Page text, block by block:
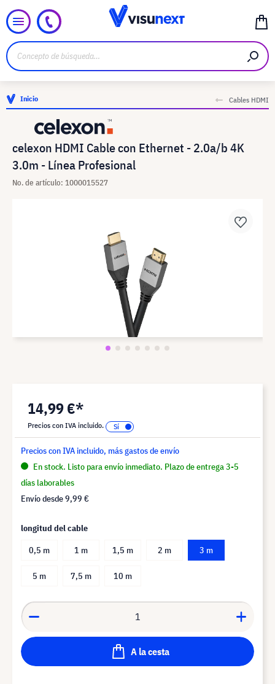
Inicio Cables HDMI
celexon HDMI Cable con Ethernet - 2.0a/b 4K
3.0m - Línea Profesional
No. de artículo: 1000015527
14,99 €*
Precios con IVA incluido.
Precios con IVA incluido, más gastos de envío
En stock. Listo para envío inmediato. Plazo de entrega 3-5
días laborables
Envío desde9,99 €
longitud del cable
0,5 m
1 m 1,5 m 2 m 3 m
5 m 7,5 m 10 m
A la cesta